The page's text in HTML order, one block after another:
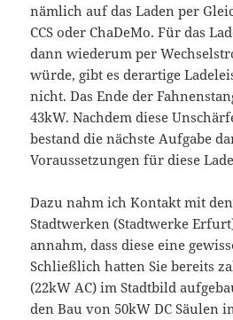
nämlich auf das Laden per
CCS oder ChaDeMo. Für das
dann wiederum per
würde, gibt es derartige
nicht. Das Ende der
43kW. Nachdem diese
bestand die nächste Aufgabe
Voraussetzungen für diese
Dazu nahm ich Kontakt mit
Stadtwerken (Stadtwerke
annahm, dass diese eine
Schließlich hatten Sie bereits
(22kW AC) im Stadtbild
den Bau von 50kW DC Säulen